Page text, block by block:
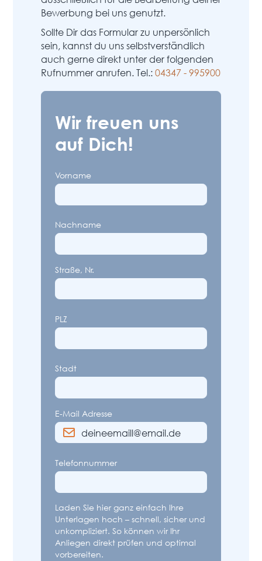
Bewerbung bei uns genutzt.
Sollte Dir das Formular zu unpersönlich
sein, kannst du uns selbstverständlich
auch gerne direkt unter der folgenden
Rufnummer anrufen. Tel.:04347 - 995900
Wir freuen uns
auf Dich!
Vorname
Nachname
Straße, Nr.
PLZ
Stadt
E-Mail Adresse
Telefonnummer
Laden Sie hier ganz einfach Ihre
Unterlagen hoch – schnell, sicher und
unkompliziert. So können wir Ihr
Anliegen direkt prüfen und optimal
vorbereiten.